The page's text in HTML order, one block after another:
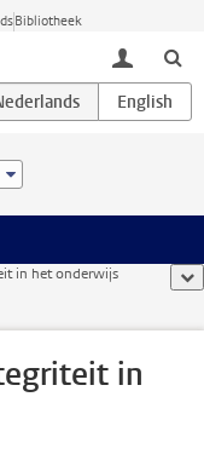
Bibliotheek
toggle
in het onderwijs
in